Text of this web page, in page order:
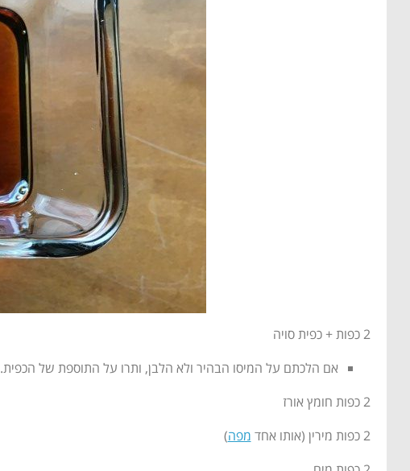
2 כפות + כפית סויה
אם הלכתם על המיסו הבהיר ולא הלבן, ותרו על התוספת של הכפית.
2 כפות חומץ אורז
2 כפות מירין (אותו אחד
מפה)